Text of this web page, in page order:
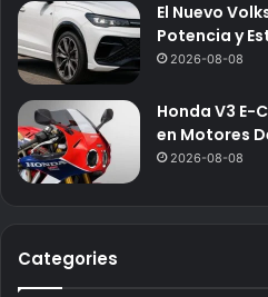
El Nuevo
Potencia y
2026-08-08
Honda V3 E-
en Motores
2026-08-08
Categories